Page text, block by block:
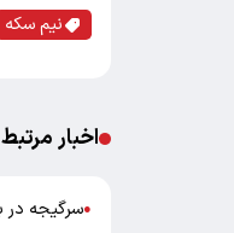
نیم سکه
اخبار مرتبط
●سرگیجه در